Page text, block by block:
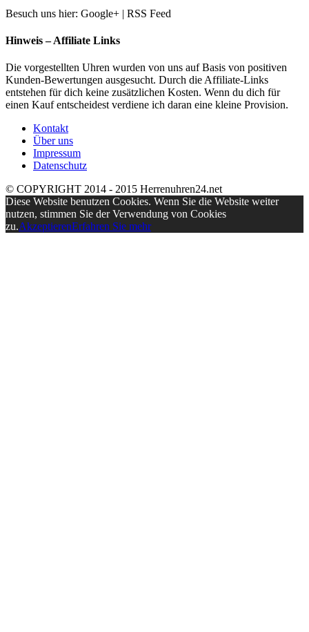
Besuch uns hier: Google+ | RSS Feed
Hinweis – Affiliate Links
Die vorgestellten Uhren wurden von uns auf Basis von positiven
Kunden-Bewertungen ausgesucht. Durch die Affiliate-Links
entstehen für dich keine zusätzlichen Kosten. Wenn du dich für
einen Kauf entscheidest verdiene ich daran eine kleine Provision.
Kontakt
Über uns
Impressum
Datenschutz
© COPYRIGHT 2014 - 2015 Herrenuhren24.net
Diese Website benutzen Cookies. Wenn Sie die Website weiter
nutzen, stimmen Sie der Verwendung von Cookies
zu.AkzeptierenErfahren Sie mehr